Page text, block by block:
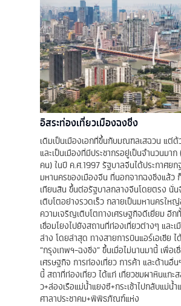
อิสระท่องเที่ยวเมืองฉงชิ่ง
เดิมเป็นเมืองเอกที่ขึ้นกับมณฑลเสฉวน แต่
และเป็นเมืองที่มีประชากรอยู่เป็นจำนวนมา
คน) ในปี ค.ศ.1997 รัฐบาลจีนได้ประกาศยก
มหานครของเมืองจีน ที่นอกจากฉงชิ่งแล้ว
เทียนสิน ขึ้นต่อรัฐบาลกลางจีนโดยตรง นั่
เติบโตอย่างรวดเร็ว กลายเป็นมหานครให
ความเจริญเติบโตทางเศรษฐกิจดีเยี่ยม อี
เชื่อมโยงไปยังสถานที่ท่องเที่ยวต่างๆ แล
ล่าง โดยล่าสุด ทางสายการบินแอร์เอเชีย ไ
“กรุงเทพฯ-ฉงชิ่ง” ขึ้นเมื่อไม่นานมานี้ เพื่อ
เศรษฐกิจ การท่องเที่ยว การค้า และด้านอื่
นี้ สถาที่ท่องเที่ยว ได้แก่ เที่ยวชมผาหินแกะ
ว+ล่องเรือแม่น้ำแยงซี+กระเช้าไปกลับแม่น้
ศาลาประชาคม+พิพิธภัณฑ์แห่ง